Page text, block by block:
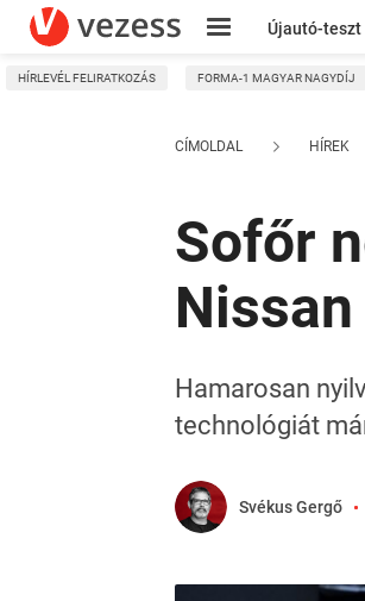
Újautó-teszt
Kresz
HÍRLEVÉL FELIRATKOZÁS FORMA-1 MAGYAR NAGYDÍJ
CÍMOLDAL HÍREK
Sofőr
Nissan
Hamarosan
technológiát
Svékus Gergő